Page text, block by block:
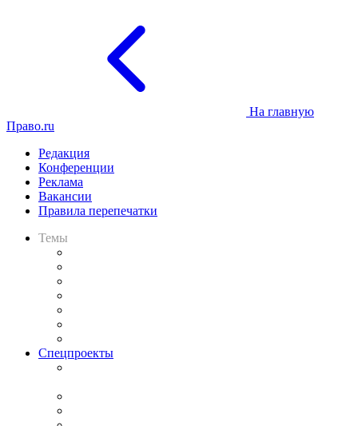
На главную
Право.ru
Редакция
Конференции
Реклама
Вакансии
Правила перепечатки
Темы
Спецпроекты